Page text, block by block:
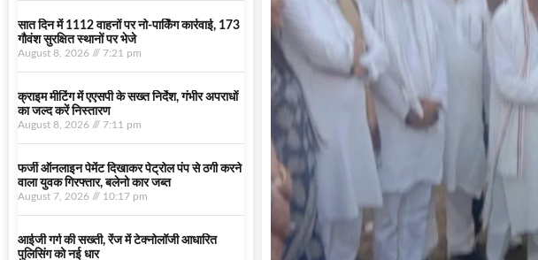
सात दिन में 1112 वाहनों पर नो-पार्किंग कार्रवाई, 173
गौवंश सुरक्षित स्थानों पर भेजे
August 8, 2026 7:21 pm
क्राइम मीटिंग में एएसपी के सख्त निर्देश, गंभीर अपराधों
का जल्द करें निस्तारण
August 8, 2026 7:11 pm
फर्जी ऑनलाइन पेमेंट दिखाकर पेट्रोल पंप से ठगी करने
वाला युवक गिरफ्तार, बलेनो कार जब्त
August 7, 2026 10:17 pm
आईजी गर्ग की सख्ती, रेंज में टेक्नोलॉजी आधारित
पुलिसिंग को नई धार